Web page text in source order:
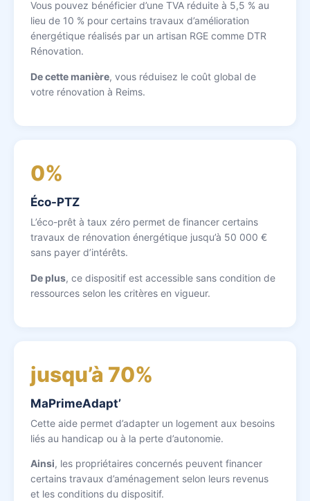
Vous pouvez bénéficier d’une TVA réduite à 5,5 % au
lieu de 10 % pour certains travaux d’amélioration
énergétique réalisés par un artisan RGE comme DTR
Rénovation.
De cette manière, vous réduisez le coût global de
votre rénovation à Reims.
0%
Éco-PTZ
L’éco-prêt à taux zéro permet de financer certains
travaux de rénovation énergétique jusqu’à 50 000 €
sans payer d’intérêts.
De plus, ce dispositif est accessible sans condition de
ressources selon les critères en vigueur.
jusqu’à 70%
MaPrimeAdapt’
Cette aide permet d’adapter un logement aux besoins
liés au handicap ou à la perte d’autonomie.
Ainsi, les propriétaires concernés peuvent financer
certains travaux d’aménagement selon leurs revenus
et les conditions du dispositif.